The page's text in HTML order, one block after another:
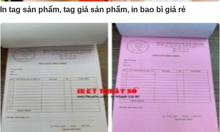
In tag sản phẩm, tag giá sản phẩm, in bao bì giá rẻ